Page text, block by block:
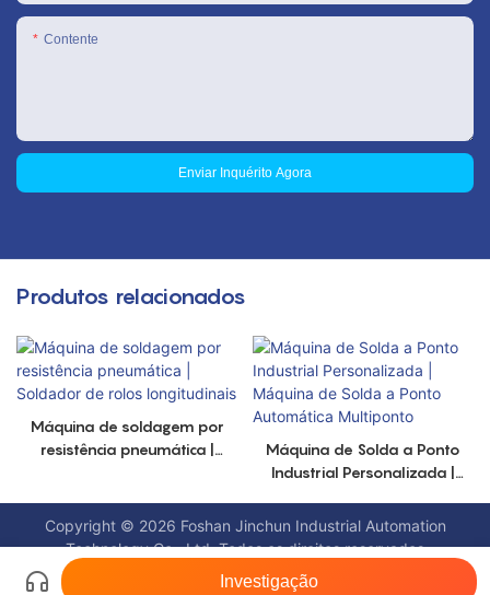
Contente
Enviar Inquérito Agora
Produtos relacionados
Máquina de soldagem por
resistência pneumática |
Máquina de Solda a Ponto
Industrial Personalizada |
Automática Multiponto
Copyright © 2026 Foshan Jinchun Industrial Automation
Technology Co., Ltd. Todos os direitos reservados
www.jinchunmachine.com
|XLC |
Investigação